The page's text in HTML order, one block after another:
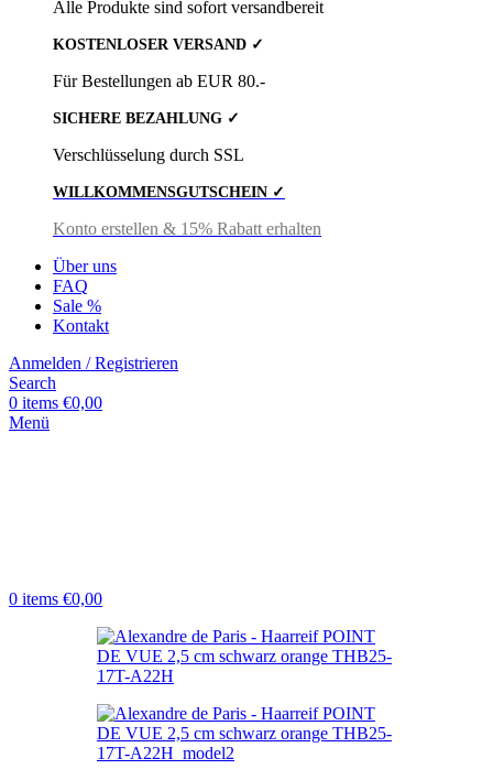
Alle Produkte sind sofort versandbereit
KOSTENLOSER VERSAND ✓
Für Bestellungen ab EUR 80.-
SICHERE BEZAHLUNG ✓
Verschlüsselung durch SSL
WILLKOMMENSGUTSCHEIN ✓
Konto erstellen & 15% Rabatt erhalten
Über uns
FAQ
Sale %
Kontakt
Anmelden / Registrieren
Search
0 items €0,00
Menü
0 items €0,00